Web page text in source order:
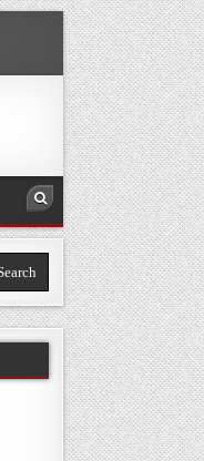
Search